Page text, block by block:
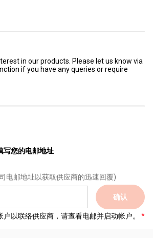
in our products. Please let us know via
if you have any queries or require
写您的电邮地址
电邮地址以获取供应商的迅速回覆)
确认
以联络供应商，请查看电邮并启动帐户。